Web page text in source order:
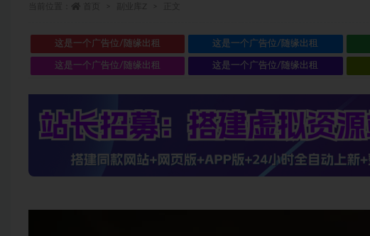
这是一个广告位/随缘出租 这是一个广告位/随缘出租
这是一个广告位/随缘出租 这是一个广告位/随缘出租